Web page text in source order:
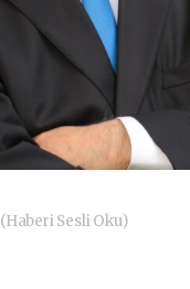
(Haberi Sesli Oku)